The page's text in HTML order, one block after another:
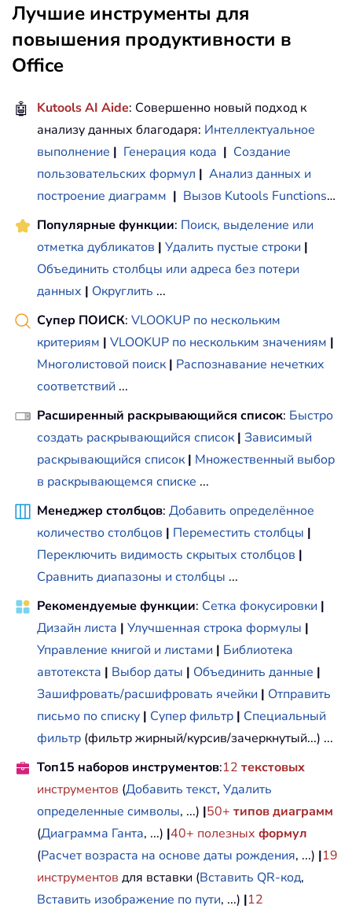
Лучшие инструменты для
повышения продуктивности в
Office
🤖 Kutools AI Aide: Совершенно новый подход к
анализу данных благодаря: Интеллектуальное
выполнение | Генерация кода | Создание
пользовательских формул | Анализ данных и
построение диаграмм | Вызов Kutools Functions…
Популярные функции: Поиск, выделение или
отметка дубликатов | Удалить пустые строки |
Объединить столбцы или адреса без потери
данных | Округлить ...
Супер ПОИСК: VLOOKUP по нескольким
критериям | VLOOKUP по нескольким значениям |
Многолистовой поиск | Распознавание нечетких
соответствий ...
Расширенный раскрывающийся список: Быстро
создать раскрывающийся список | Зависимый
раскрывающийся список | Множественный выбор
в раскрывающемся списке ...
Менеджер столбцов: Добавить определённое
количество столбцов | Переместить столбцы |
Переключить видимость скрытых столбцов |
Сравнить диапазоны и столбцы ...
Рекомендуемые функции: Сетка фокусировки |
Дизайн листа | Улучшенная строка формулы |
Управление книгой и листами | Библиотека
автотекста | Выбор даты | Объединить данные |
Зашифровать/расшифровать ячейки | Отправить
письмо по списку | Супер фильтр | Специальный
фильтр (фильтр жирный/курсив/зачеркнутый...) ...
Топ15 наборов инструментов:12 текстовых
инструментов (Добавить текст, Удалить
определенные символы, ...) |50+ типов диаграмм
(Диаграмма Ганта, ...) |40+ полезных формул
(Расчет возраста на основе даты рождения, ...) |19
инструментов для вставки (Вставить QR-код,
Вставить изображение по пути, ...) |12